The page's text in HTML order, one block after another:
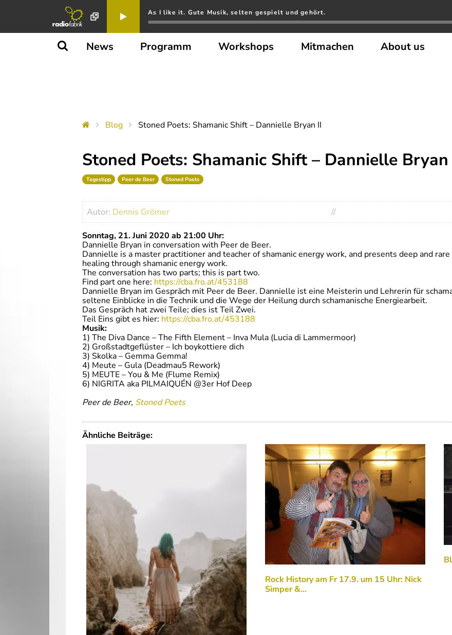
As I like it. Gute Musik, selten gespielt und gehört.
News Programm Workshops Mitmachen About us
Blog Stoned Poets: Shamanic Shift – Dannielle Bryan II
Stoned Poets: Shamanic Shift – Dannielle Bryan
Tagestipp Peer de Beer Stoned Poets
Autor: Dennis Grömer //
Sonntag, 21. Juni 2020 ab 21:00 Uhr:
Dannielle Bryan in conversation with Peer de Beer.
Dannielle is a master practitioner and teacher of shamanic energy work, and presents deep and
healing through shamanic energy work.
The conversation has two parts; this is part two.
Find part one here: https://cba.fro.at/453188
Dannielle Bryan im Gespräch mit Peer de Beer. Dannielle ist eine Meisterin und Lehrerin für
seltene Einblicke in die Technik und die Wege der Heilung durch schamanische Energiearbeit.
Das Gespräch hat zwei Teile; dies ist Teil Zwei.
Teil Eins gibt es hier: https://cba.fro.at/453188
Musik:
1) The Diva Dance – The Fifth Element – Inva Mula (Lucia di Lammermoor)
2) Großstadtgeflüster – Ich boykottiere dich
3) Skolka – Gemma Gemma!
4) Meute – Gula (Deadmau5 Rework)
5) MEUTE – You & Me (Flume Remix)
6) NIGRITA aka PILMAIQUÉN @3er Hof Deep
Peer de Beer, Stoned Poets
Ähnliche Beiträge:
Rock History am Fr 17.9. um 15 Uhr: Nick
Simper &…